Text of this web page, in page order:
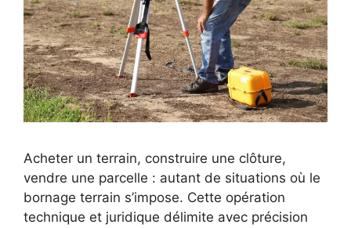
Acheter un terrain, construire une clôture,
vendre une parcelle : autant de situations où le
bornage terrain s’impose. Cette opération
technique et juridique délimite avec précision